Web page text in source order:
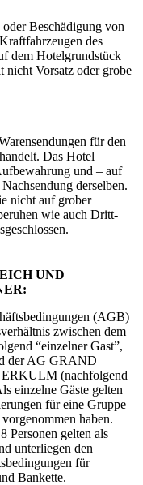
Beschädigung von
des
dem Hotelgrundstück
nicht Vorsatz oder grobe
für den
Das Hotel
und – auf
derselben.
nicht auf grober
wie auch Dritt-
UND
(AGB)
zwischen dem
“einzelner Gast”,
der AG GRAND
(nachfolgend
einzelne Gäste gelten
für eine Gruppe
haben.
Personen gelten als
unterliegen den
für
Bankette.